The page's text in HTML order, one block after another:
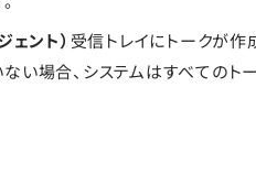
ント） 受信トレイにトークが作
い場合、システムはすべてのト